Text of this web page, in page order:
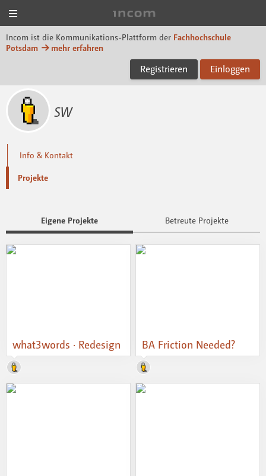
Incom ist die Kommunikations-Plattform der Fachhochschule
Potsdam
mehr erfahren
Registrieren Einloggen
SW
Info & Kontakt
Projekte
Eigene Projekte Betreute Projekte
what3words · Redesign BA Friction Needed?